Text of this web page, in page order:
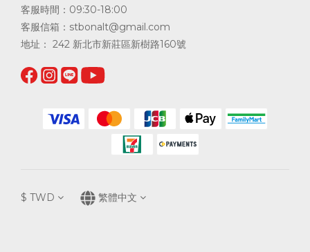
客服時間：09:30-18:00
客服信箱： stbonalt@gmail.com
地址： 242 新北市新莊區新樹路160號
$ TWD 繁體中文